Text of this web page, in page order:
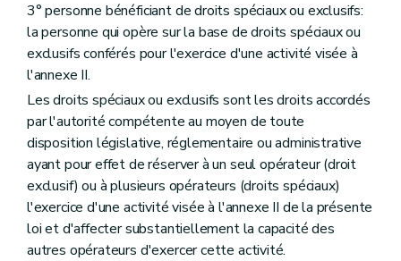
3° personne bénéficiant de droits spéciaux ou exclusifs:
la personne qui opère sur la base de droits spéciaux ou
exclusifs conférés pour l'exercice d'une activité visée à
l'annexe II.
Les droits spéciaux ou exclusifs sont les droits accordés
par l'autorité compétente au moyen de toute
disposition législative, réglementaire ou administrative
ayant pour effet de réserver à un seul opérateur (droit
exclusif) ou à plusieurs opérateurs (droits spéciaux)
l'exercice d'une activité visée à l'annexe II de la présente
loi et d'affecter substantiellement la capacité des
autres opérateurs d'exercer cette activité.